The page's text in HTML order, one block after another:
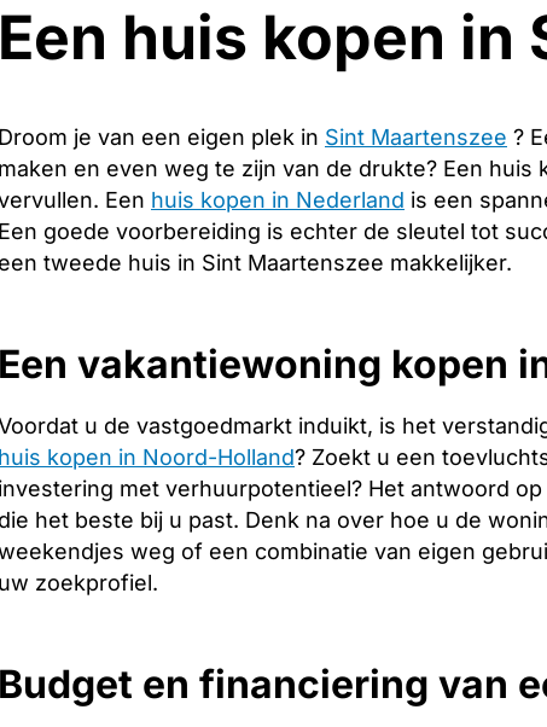
Een huis kopen in
Droom je van een eigen plek in Sint Maartenszee ?
maken en even weg te zijn van de drukte? Een
Een huis kopen in Nederland is een
Een goede voorbereiding is echter de sleutel tot
een tweede huis in Sint Maartenszee makkelijker.
Een vakantiewoning kopen
u de vastgoedmarkt induikt, is het
huis kopen in Noord-Holland? Zoekt u een
investering met verhuurpotentieel? Het antwoord
die het beste bij u past. Denk na over hoe u de
weg of een combinatie van eigen
uw zoekprofiel.
Budget en financiering van